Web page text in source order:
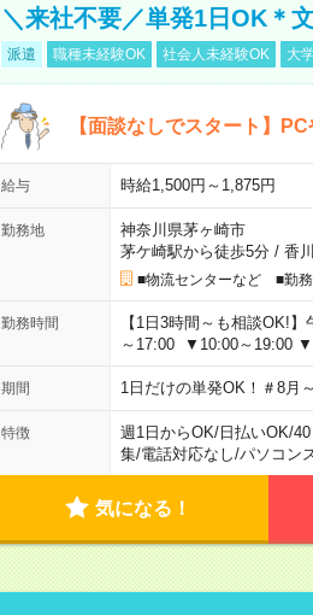
＼来社不要／単発1日OK＊
派遣 職種未経験OK 社会人未経験OK 大
【面談なしでスタート】
給与 時給1,500円～1,875円
勤務地
神奈川県茅ヶ崎市
茅ケ崎駅から徒歩5分/ 香
■物流センターなど ■勤
勤務時間
【1日3時間～も相談OK!
～17:00 ▼10:00～19:00
期間 1日だけの単発OK！＃8月
特徴 週1日からOK/日払いOK/
集/電話対応なし/パソコン
気になる！